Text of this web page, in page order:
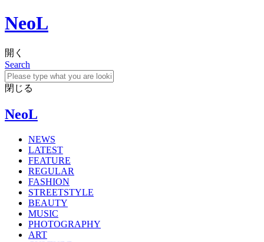
NeoL
開く
Search
閉じる
NeoL
NEWS
LATEST
FEATURE
REGULAR
FASHION
STREETSTYLE
BEAUTY
MUSIC
PHOTOGRAPHY
ART